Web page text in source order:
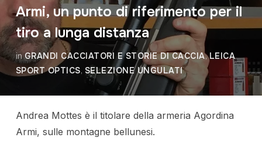
Armi, un punto di riferimento per il
tiro a lunga distanza
inGRANDI CACCIATORI E STORIE DI CACCIA,LEICA
SPORT OPTICS, SELEZIONE UNGULATI
Andrea Mottes è il titolare della armeria Agordina
Armi, sulle montagne bellunesi.